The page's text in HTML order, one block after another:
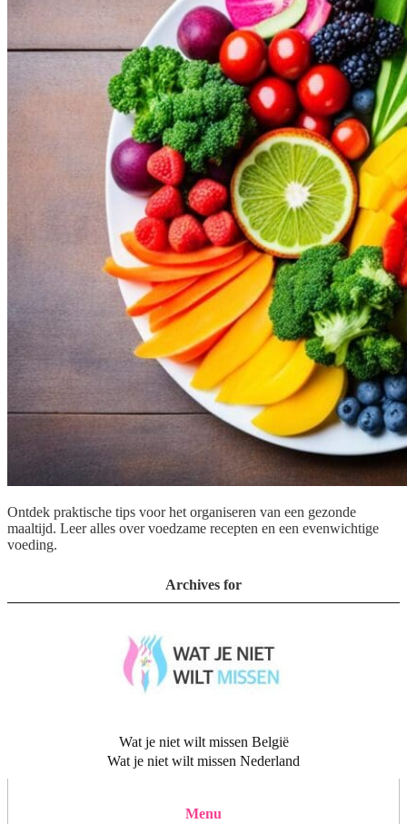
Ontdek praktische tips voor het organiseren van een gezonde
maaltijd. Leer alles over voedzame recepten en een evenwichtige
voeding.
Archives for
Wat je niet wilt missen België
Wat je niet wilt missen Nederland
Menu